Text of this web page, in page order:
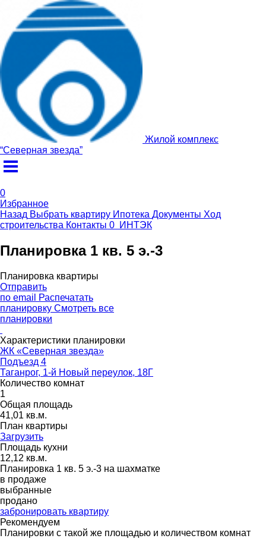
Жилой комплекс
“Северная звезда”
0
Избранное
Назад Выбрать квартиру Ипотека Документы Ход
строительства Контакты 0 ИНТЭК
Планировка 1 кв. 5 э.-3
Планировка квартиры
Отправить
по email
Распечатать
планировку Смотреть все
планировки
Характеристики планировки
ЖК «Северная звезда»
Подъезд 4
Таганрог, 1-й Новый переулок, 18Г
Количество комнат
1
Общая площадь
41,01 кв.м.
План квартиры
Загрузить
Площадь кухни
12,12 кв.м.
Планировка 1 кв. 5 э.-3 на шахматке
в продаже
выбранные
продано
забронировать квартиру
Рекомендуем
Планировки с такой же площадью и количеством комнат